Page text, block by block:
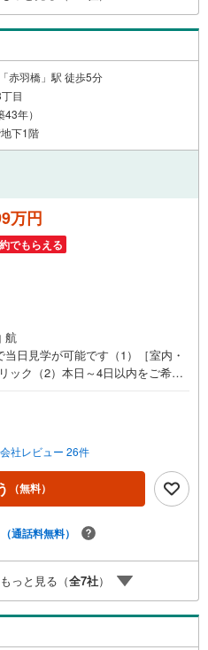
赤羽橋」駅 徒歩5分
目
年）
下1階
万円
でもらえる
航
日見学が可能です（1）［室内・
ック（2）本日～4日以内をご希望
話でのお問い合わせがスムーズで
ャンペーン対象店舗】当店で物件
ントがもらえる「Yahoo！不動産
」の対象になります。「資料をも
」ボタンからお問い合わせくださ
IDでログインしてください。※P
してこれからも楽しく素敵なお家
ハウス溝の口に相談してみません
て大丈夫！まずはお客様の夢をお
不安」を「安心」に変える「未来
に好評です。スタッフ一同いつで
待ちしております。
社レビュー 26件
（無料）
（通話料無料）
っと見る（全7社）